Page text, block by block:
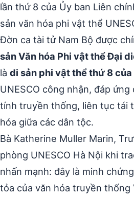
lần thứ 8 của Ủy ban Liên
sản văn hóa phi vật thể
Đờn ca tài tử Nam Bộ được
sản Văn hóa Phi vật thể Đại
là di sản phi vật thể thứ 8 của
UNESCO công nhận, đáp
tính truyền thống, liên tục tái
hóa giữa các dân tộc.
Bà Katherine Muller Marin,
phòng UNESCO Hà Nội khi
nhấn mạnh: đây là minh
tỏa của văn hóa truyền thống